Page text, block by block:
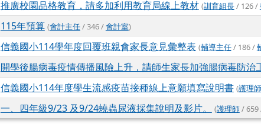
推廣校園品格教育，請多加利用教育局線上教材 (訓育組長/ 126 /
115年預算 (會計主任/ 346 /會計室)
信義國小114學年度回覆班親會家長意見彙整表 (輔導主任/ 186 /
開學後腸病毒疫情傳播風險上升，請師生家長加強腸病毒防治
信義國小114年度學生流感疫苗接種線上意願填寫說明書 (護理師
一、四年級9/23 及9/24蟯蟲尿液採集說明及影片。 (護理師/ 659